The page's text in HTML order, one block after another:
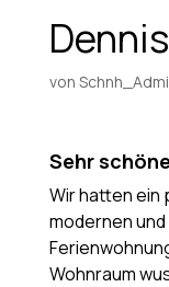
von
Sehr
Wir hatten ein
modernen
Wohnraum